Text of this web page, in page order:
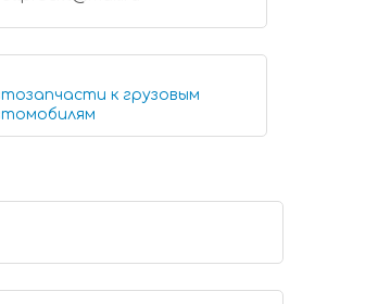
к грузовым